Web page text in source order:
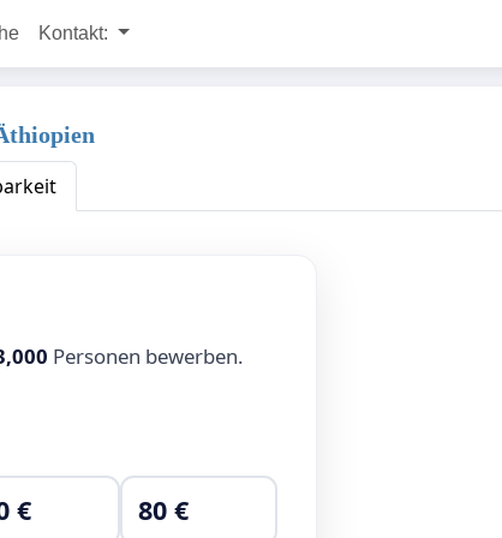
Kontakt:
Personen bewerben.
€ 80 €